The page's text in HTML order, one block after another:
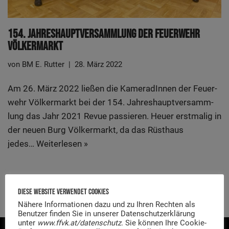
154. Jah­res­haupt­ver­samm­lung Der Feu­er­wehr
Völkermarkt
von BM E. Rutter 28. März 2022
Am 26. März 2022 lie­ßen die Kame­ra­dIn­nen der Feu­er­
wehr Völ­ker­markt bei der 154. Jah­res­haupt­ver­samm­
lung das Jahr 2021 Revue pas­sie­ren. Heu­er erst­ma­lig in
der neu­en Burg Völ­ker­markt, da das Rüst­haus
jedes… Wei­ter­le­sen »
KONTAKT
Diese Website Verwendet Cookies
Nähere Informationen dazu und zu Ihren Rechten als
Benutzer finden Sie in unserer Datenschutzerklärung
unter www.ffvk.at/datenschutz. Sie können Ihre Cookie-